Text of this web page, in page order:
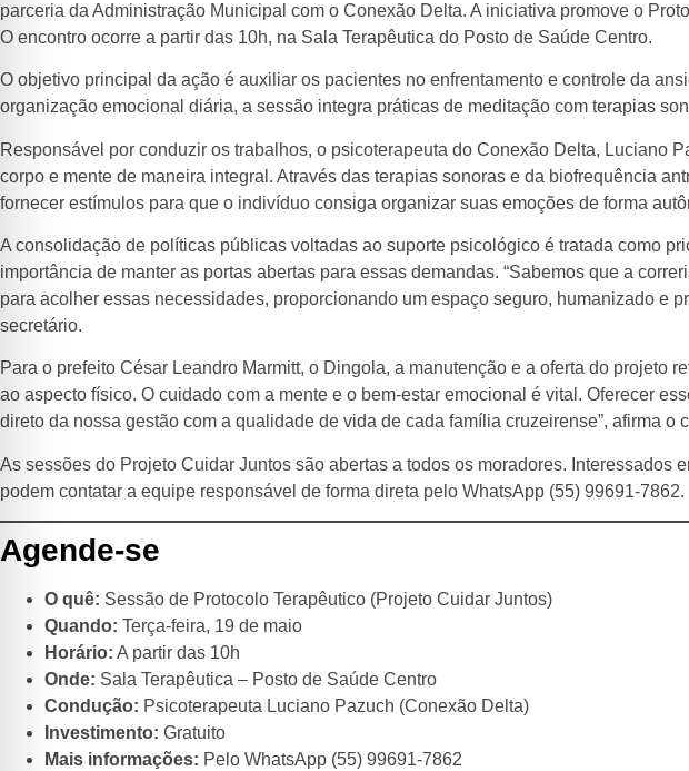
parceria da Administração Municipal com o Conexão Delta. A iniciativa promove o
O encontro ocorre a partir das 10h, na Sala Terapêutica do Posto de Saúde Centro.
O objetivo principal da ação é auxiliar os pacientes no enfrentamento e controle da
organização emocional diária, a sessão integra práticas de meditação com terapias
Responsável por conduzir os trabalhos, o psicoterapeuta do Conexão Delta, Luciano
corpo e mente de maneira integral. Através das terapias sonoras e da biofrequência
fornecer estímulos para que o indivíduo consiga organizar suas emoções de forma
A consolidação de políticas públicas voltadas ao suporte psicológico é tratada como
importância de manter as portas abertas para essas demandas. “Sabemos que a
para acolher essas necessidades, proporcionando um espaço seguro, humanizado e
secretário.
Para o prefeito César Leandro Marmitt, o Dingola, a manutenção e a oferta do projeto
ao aspecto físico. O cuidado com a mente e o bem-estar emocional é vital. Oferecer
direto da nossa gestão com a qualidade de vida de cada família cruzeirense”, afirma o
As sessões do Projeto Cuidar Juntos são abertas a todos os moradores.
podem contatar a equipe responsável de forma direta pelo WhatsApp (55) 99691-7862.
Agende-se
O quê: Sessão de Protocolo Terapêutico (Projeto Cuidar Juntos)
Quando: Terça-feira, 19 de maio
Horário: A partir das 10h
Onde: Sala Terapêutica – Posto de Saúde Centro
Condução: Psicoterapeuta Luciano Pazuch (Conexão Delta)
Investimento: Gratuito
Mais informações: Pelo WhatsApp (55) 99691-7862